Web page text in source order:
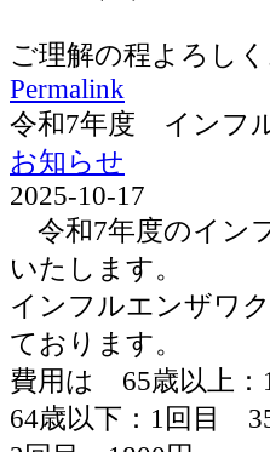
ご理解の程よろし
Permalink
令和7年度 インフ
お知らせ
2025-10-17
令和7年度のイン
いたします。
インフルエンザワ
ております。
費用は 65歳以上：
64歳以下：1回目